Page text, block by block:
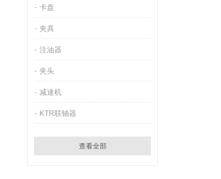
卡盘
夹具
注油器
夹头
减速机
KTR联轴器
查看全部